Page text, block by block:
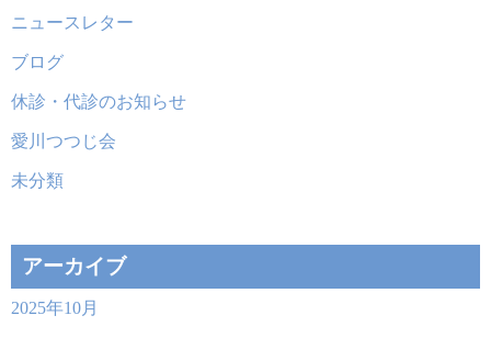
ニュースレター
ブログ
休診・代診のお知らせ
愛川つつじ会
未分類
アーカイブ
2025年10月